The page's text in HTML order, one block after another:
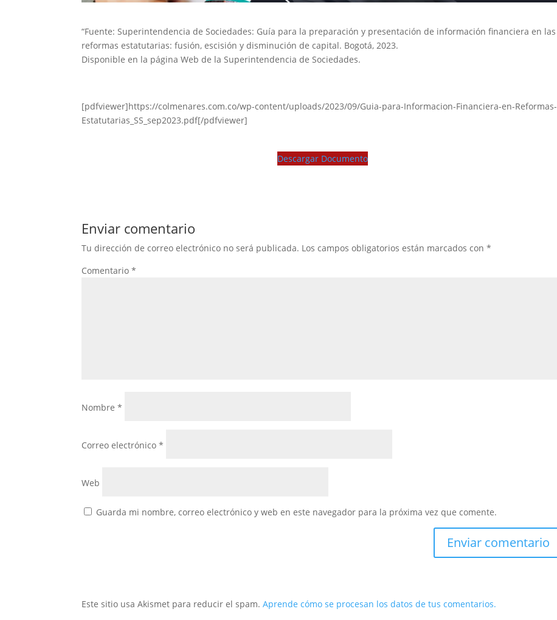
“Fuente: Superintendencia de Sociedades: Guía para la preparación y presentación de información financiera en las
reformas estatutarias: fusión, escisión y disminución de capital. Bogotá, 2023.
Disponible en la página Web de la Superintendencia de Sociedades.
[pdfviewer]https://colmenares.com.co/wp-content/uploads/2023/09/Guia-para-Informacion-Financiera-en-Reformas-
Estatutarias_SS_sep2023.pdf[/pdfviewer]
Descargar Documento
Enviar comentario
Tu dirección de correo electrónico no será publicada. Los campos obligatorios están marcados con*
Comentario*
Nombre*
Correo electrónico*
Web
Guarda mi nombre, correo electrónico y web en este navegador para la próxima vez que comente.
Este sitio usa Akismet para reducir el spam.Aprende cómo se procesan los datos de tus comentarios.